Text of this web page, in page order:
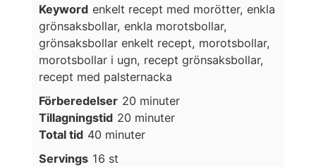
Keyword enkelt recept med morötter, enkla
grönsaksbollar, enkla morotsbollar,
grönsaksbollar enkelt recept, morotsbollar,
morotsbollar i ugn, recept grönsaksbollar,
recept med palsternacka
Förberedelser 20 minuter
minuter
Tillagningstid 20 minuter
minuter
Total tid 40 minuter
minuter
Servings 16 st